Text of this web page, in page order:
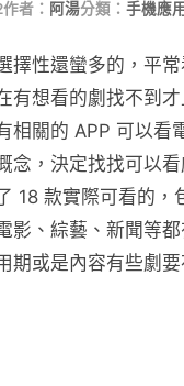
作者： 阿湯分類： 手機應
擇性還蠻多的，平
有想看的劇找不到
相關的 APP 可以看
念，決定找找可以
18 款實際可看的，
影、綜藝、新聞等
期或是內容有些劇